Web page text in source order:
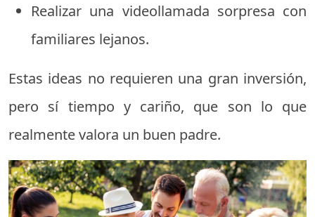
Realizar una videollamada sorpresa con
familiares lejanos.
Estas ideas no requieren una gran inversión,
pero sí tiempo y cariño, que son lo que
realmente valora un buen padre.